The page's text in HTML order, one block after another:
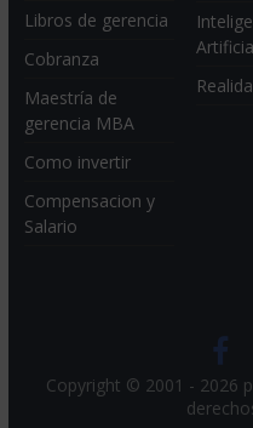
Libros de gerencia
Cobranza
Maestría de
gerencia MBA
Como invertir
Compensacion y
Salario
Copyright © 2001 - 2026